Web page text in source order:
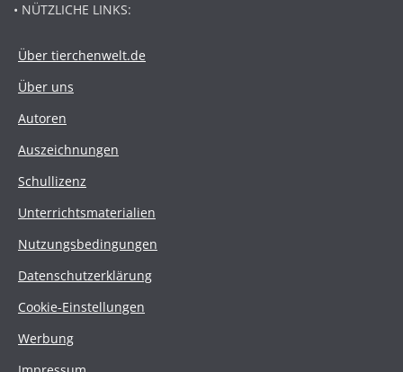
• NÜTZLICHE LINKS:
Über tierchenwelt.de
Über uns
Autoren
Auszeichnungen
Schullizenz
Unterrichtsmaterialien
Nutzungsbedingungen
Datenschutzerklärung
Cookie-Einstellungen
Werbung